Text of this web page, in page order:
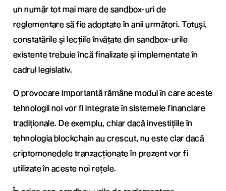
un număr tot mai mare de sandbox-uri de
reglementare să fie adoptate în anii următori. Totuși,
constatările și lecțiile învățate din sandbox-urile
existente trebuie încă finalizate și implementate în
cadrul legislativ.
O provocare importantă rămâne modul în care aceste
tehnologii noi vor fi integrate în sistemele financiare
tradiționale. De exemplu, chiar dacă investițiile în
tehnologia blockchain au crescut, nu este clar dacă
criptomonedele tranzacționate în prezent vor fi
utilizate în aceste noi rețele.